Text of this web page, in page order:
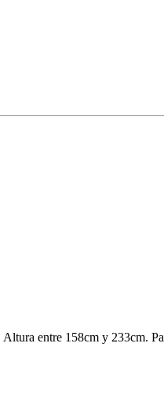
entre 158cm y 233cm.